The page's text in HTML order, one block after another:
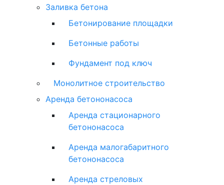
Заливка бетона
Бетонирование площадки
Бетонные работы
Фундамент под ключ
Монолитное строительство
Аренда бетононасоса
Аренда стационарного
бетононасоса
Аренда малогабаритного
бетононасоса
Аренда стреловых